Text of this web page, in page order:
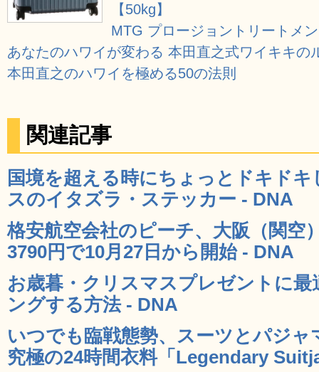
【50kg】
MTG プロージョントリートメ
あなたのハワイが変わる 本田直之式ワイキキの
本田直之のハワイを極める50の法則
関連記事
国境を超える時にちょっとドキド
スのイタズラ・ステッカー - DNA
格安航空会社のピーチ、大阪（関空
3790円で10月27日から開始 - DNA
お歳暮・クリスマスプレゼントに
ングする方法 - DNA
いつでも臨戦態勢、スーツとパジ
究極の24時間衣料「Legendary